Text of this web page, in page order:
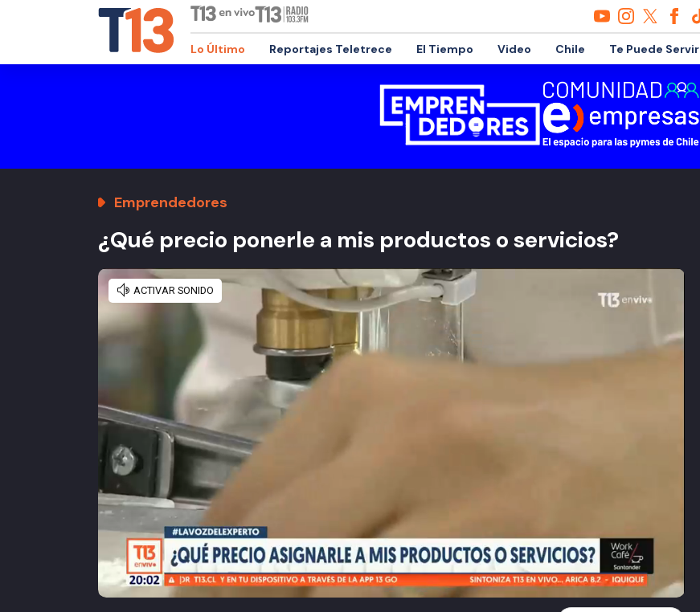
Lo Último Reportajes Teletrece El Tiempo Video Chile Te Puede Servir
Emprendedores
¿Qué precio ponerle a mis productos o servicios?